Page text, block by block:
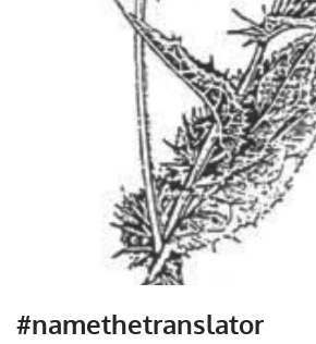
#namethetranslator